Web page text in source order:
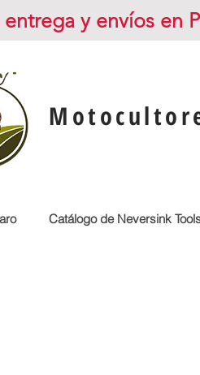
entrega y envíos en
Catálogo de Neversink